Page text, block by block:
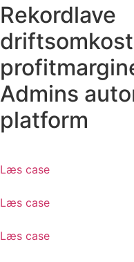
Rekordlave
Admins
platform
Læs case
Læs case
Læs case